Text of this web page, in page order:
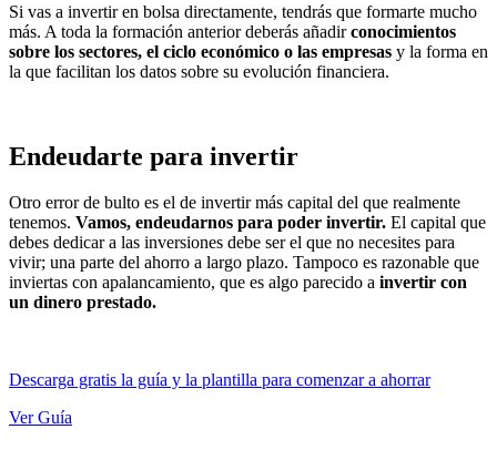
Si vas a invertir en bolsa directamente, tendrás que formarte mucho
más. A toda la formación anterior deberás añadirconocimientos
sobre los sectores, el ciclo económico o las empresas y la forma en
la que facilitan los datos sobre su evolución financiera.
Endeudarte para invertir
Otro error de bulto es el de invertir más capital del que realmente
tenemos. Vamos, endeudarnos para poder invertir. El capital que
debes dedicar a las inversiones debe ser el que no necesites para
vivir; una parte del ahorro a largo plazo. Tampoco es razonable que
inviertas con apalancamiento, que es algo parecido a invertir con
un dinero prestado.
Descarga gratis la guía y la plantilla para comenzar a ahorrar
Ver Guía